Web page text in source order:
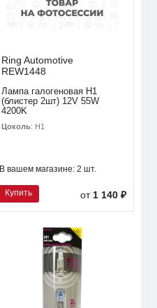
Ring Automotive
REW1448
Лампа галогеновая H1
(блистер 2шт) 12V 55W
4200K
Цоколь: H1
В вашем магазине: 2 шт.
Купить от 1 140 ₽